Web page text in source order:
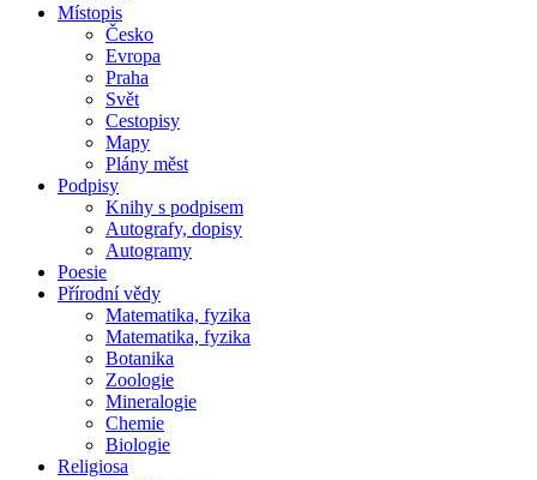
Místopis
Česko
Evropa
Praha
Svět
Cestopisy
Mapy
Plány měst
Podpisy
Knihy s podpisem
Autografy, dopisy
Autogramy
Poesie
Přírodní vědy
Matematika, fyzika
Matematika, fyzika
Botanika
Zoologie
Mineralogie
Chemie
Biologie
Religiosa